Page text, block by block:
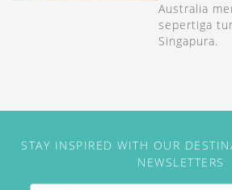
Australia
sepertiga
Singapura.
STAY INSPIRED WITH OUR
NEWSLETTERS